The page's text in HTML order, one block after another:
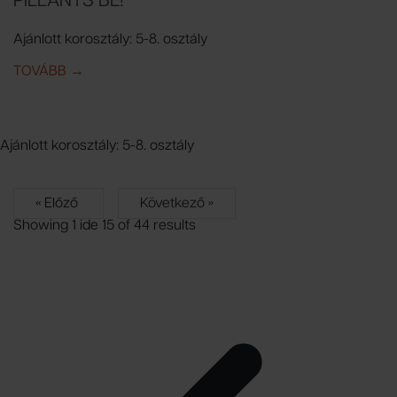
Ajánlott korosztály: 5-8. osztály
TOVÁBB IDE: PILLANTS BE!
→
Ajánlott korosztály: 5-8. osztály
« Előző
Következő »
Showing 1 ide 15 of 44 results